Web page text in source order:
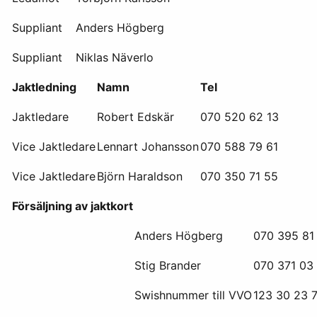
Suppliant Anders Högberg
Suppliant Niklas Näverlo
Jaktledning Namn Tel
Jaktledare Robert Edskär 070 520 62 13
Vice JaktledareLennart Johansson070 588 79 61
Vice JaktledareBjörn Haraldson 070 350 71 55
Försäljning av jaktkort
Anders Högberg 070 395 81
Stig Brander 070 371 03
Swishnummer till VVO123 30 23